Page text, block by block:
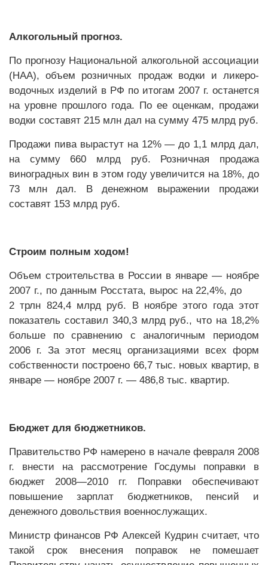
Алкогольный прогноз.
По прогнозу Национальной алкогольной ассоциации
(НАА), объем розничных продаж водки и ликеро-
водочных изделий в РФ по итогам 2007 г. останется
на уровне прошлого года. По ее оценкам, продажи
водки составят 215 млн дал на сумму 475 млрд руб.
Продажи пива вырастут на 12% — до 1,1 млрд дал,
на сумму 660 млрд руб. Розничная продажа
виноградных вин в этом году увеличится на 18%, до
73 млн дал. В денежном выражении продажи
составят 153 млрд руб.
Строим полным ходом!
Объем строительства в России в январе — ноябре
2007 г., по данным Росстата, вырос на 22,4%, до
2 трлн 824,4 млрд руб. В ноябре этого года этот
показатель составил 340,3 млрд руб., что на 18,2%
больше по сравнению с аналогичным периодом
2006 г. За этот месяц организациями всех форм
собственности построено 66,7 тыс. новых квартир, в
январе — ноябре 2007 г. — 486,8 тыс. квартир.
Бюджет для бюджетников.
Правительство РФ намерено в начале февраля 2008
г. внести на рассмотрение Госдумы поправки в
бюджет 2008—2010 гг. Поправки обеспечивают
повышение зарплат бюджетников, пенсий и
денежного довольствия военнослужащих.
Министр финансов РФ Алексей Кудрин считает, что
такой срок внесения поправок не помешает